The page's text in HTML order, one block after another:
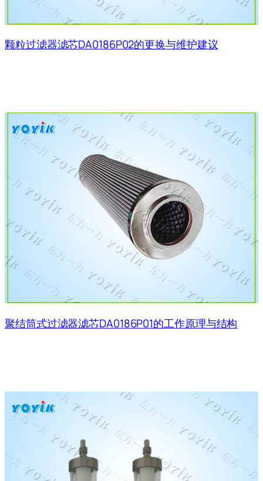
颗粒过滤器滤芯DA0186P02的更换与维护建议
聚结筒式过滤器滤芯DA0186P01的工作原理与结构